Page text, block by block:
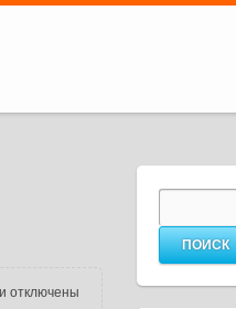
к записи Гриша и Миша
отключены